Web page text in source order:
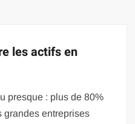
les actifs en
presque : plus de 80%
grandes entreprises